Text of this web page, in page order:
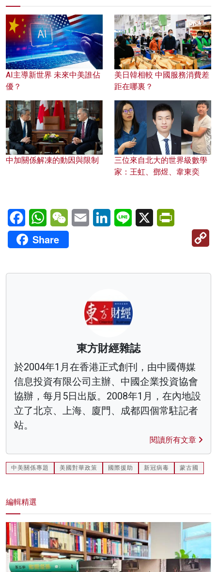
AI主導新世界 未來中美誰佔
優？
美日韓相較 中國服務消費差
距在哪裏？
中加關係解凍的動因與限制
三位來自北大的世界級數學
家：王虹、鄧煜、韋東奕
FacebookWhatsAppWeChatEmail LinkedInLine X
Share
東方財經雜誌
於2004年1月在香港正式創刊，由中國傳媒
信息投資有限公司主辦、中國企業投資協會
協辦，每月5日出版。2008年1月，在內地設
立了北京、上海、廈門、成都四個常駐記者
站。
閱讀所有文章
中美關係專題 美國對華政策 國際援助 新冠病毒 蒙古國
編輯精選